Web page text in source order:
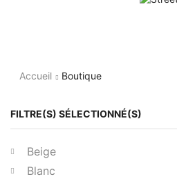
Accueil Boutique
FILTRE(S) SÉLECTIONNÉ(S)
Beige
Blanc